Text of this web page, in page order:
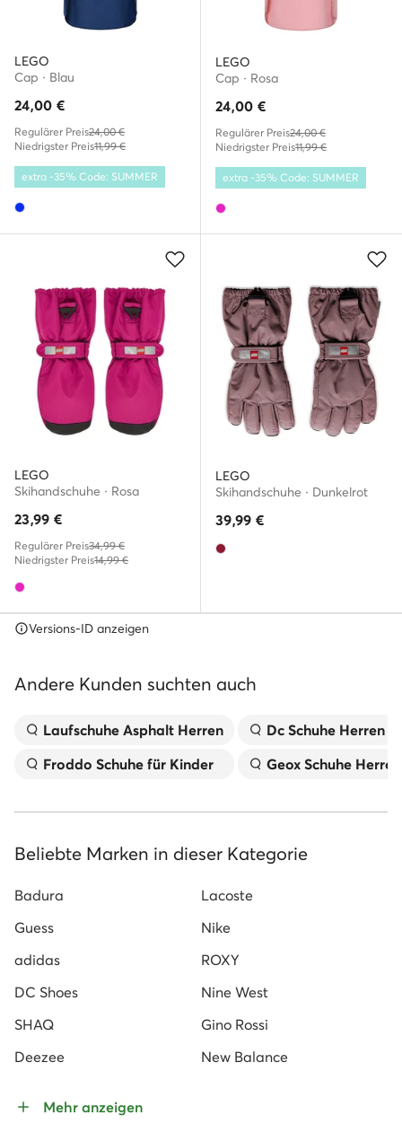
LEGO
Cap · Blau
24,00 €
Regulärer Preis24,00 €
Niedrigster Preis11,99 €
extra -35% Code: SUMMER
LEGO
Cap · Rosa
24,00 €
Regulärer Preis24,00 €
Niedrigster Preis11,99 €
extra -35% Code: SUMMER
LEGO
Skihandschuhe · Rosa
23,99 €
Regulärer Preis34,99 €
Niedrigster Preis14,99 €
LEGO
Skihandschuhe · Dunkelrot
39,99 €
Versions-ID anzeigen
Andere Kunden suchten auch
Laufschuhe Asphalt Herren
Froddo Schuhe für Kinder
Dc Schuhe Herren
Geox Schuhe Herren
Beliebte Marken in dieser Kategorie
Badura
Lacoste
Guess
Nike
adidas
ROXY
DC Shoes
Nine West
SHAQ
Gino Rossi
Deezee
New Balance
Mehr anzeigen